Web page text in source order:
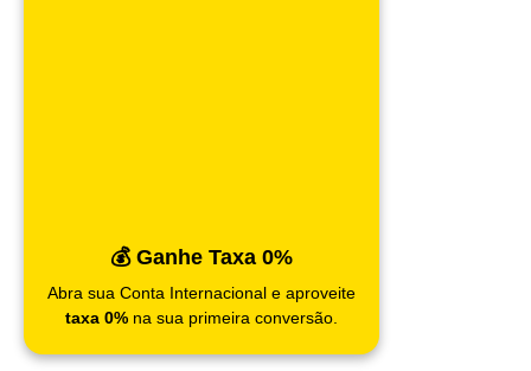
💰 Ganhe Taxa 0%
Abra sua Conta Internacional e aproveite
taxa 0% na sua primeira conversão.